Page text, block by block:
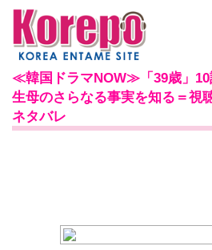
≪韓国ドラマNOW≫「39歳」10
生母のさらなる事実を知る＝視
ネタバレ